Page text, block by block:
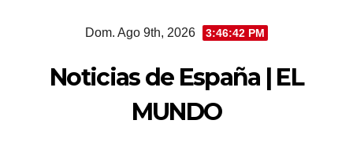
Dom. Ago 9th, 2026 3:46:42 PM
Noticias de España | EL
MUNDO